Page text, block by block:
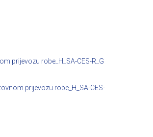
prijevozu robe_H_SA-CES-R_G
prijevozu robe_H_SA-CES-